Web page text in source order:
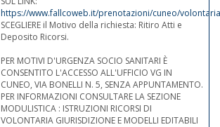
https://www.fallcoweb.it/prenotazioni/cuneo/
SCEGLIERE il Motivo della richiesta: Ritiro Atti e
Deposito Ricorsi.
PER MOTIVI D'URGENZA SOCIO SANITARI È
CONSENTITO L'ACCESSO ALL'UFFICIO VG IN
CUNEO, VIA BONELLI N. 5, SENZA APPUNTAMENTO.
PER INFORMAZIONI CONSULTARE LA SEZIONE
MODULISTICA : ISTRUZIONI RICORSI DI
VOLONTARIA GIURISDIZIONE E MODELLI EDITABILI